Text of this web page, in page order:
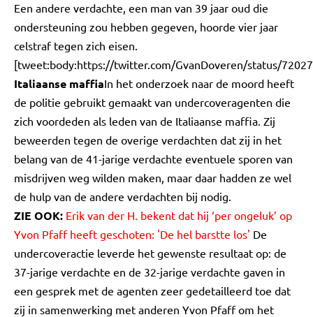
Een andere verdachte, een man van 39 jaar oud die
ondersteuning zou hebben gegeven, hoorde vier jaar
celstraf tegen zich eisen.
[tweet:body:https://twitter.com/GvanDoveren/status/
Italiaanse maffiaIn het onderzoek naar de moord heeft
de politie gebruikt gemaakt van undercoveragenten die
zich voordeden als leden van de Italiaanse maffia. Zij
beweerden tegen de overige verdachten dat zij in het
belang van de 41-jarige verdachte eventuele sporen van
misdrijven weg wilden maken, maar daar hadden ze wel
de hulp van de andere verdachten bij nodig.
ZIE OOK: Erik van der H. bekent dat hij ‘per ongeluk’ op
Yvon Pfaff heeft geschoten: 'De hel barstte los' De
undercoveractie leverde het gewenste resultaat op: de
37-jarige verdachte en de 32-jarige verdachte gaven in
een gesprek met de agenten zeer gedetailleerd toe dat
zij in samenwerking met anderen Yvon Pfaff om het